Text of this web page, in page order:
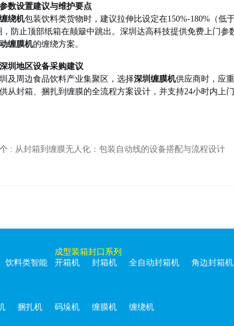
数设置建议与维护要点
缠绕机包装饮料类货物时，建议拉伸比设定在150%-180%（低
，防止顶部纸箱在颠簸中跳出。深圳达高科技提供免费上门
缠膜机的缠绕方案。
圳地区设备采购建议
及周边食品饮料产业集聚区，选择深圳缠膜机供应商时，应
从封箱、捆扎到缠膜的全流程方案设计，并支持24小时内上
: 从封箱到缠膜无人化：包装自动线的设备搭配与流程设计
饮料类智能
成型装箱封口系列
开箱机
封箱机 全自动封箱机 角边封箱机
捆扎机 码垛机 缠膜机 缠绕机